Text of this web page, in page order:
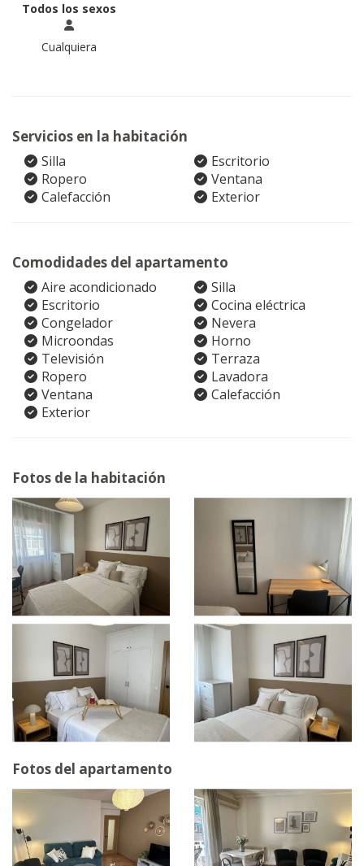
Todos los sexos
Cualquiera
Servicios en la habitación
Silla
Escritorio
Ropero
Ventana
Calefacción
Exterior
Comodidades del apartamento
Aire acondicionado
Silla
Escritorio
Cocina eléctrica
Congelador
Nevera
Microondas
Horno
Televisión
Terraza
Ropero
Lavadora
Ventana
Calefacción
Exterior
Fotos de la habitación
Fotos del apartamento